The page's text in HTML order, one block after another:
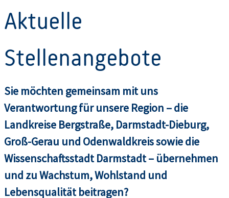
Aktuelle
Stellenangebote
Sie möchten gemeinsam mit uns
Verantwortung für unsere Region – die
Landkreise Bergstraße, Darmstadt-Dieburg,
Groß-Gerau und Odenwaldkreis sowie die
Wissenschaftsstadt Darmstadt – übernehmen
und zu Wachstum, Wohlstand und
Lebensqualität beitragen?